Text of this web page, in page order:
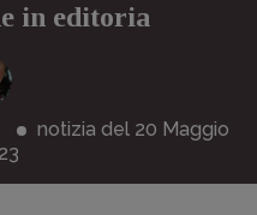
in editoria
notizia del 20 Maggio